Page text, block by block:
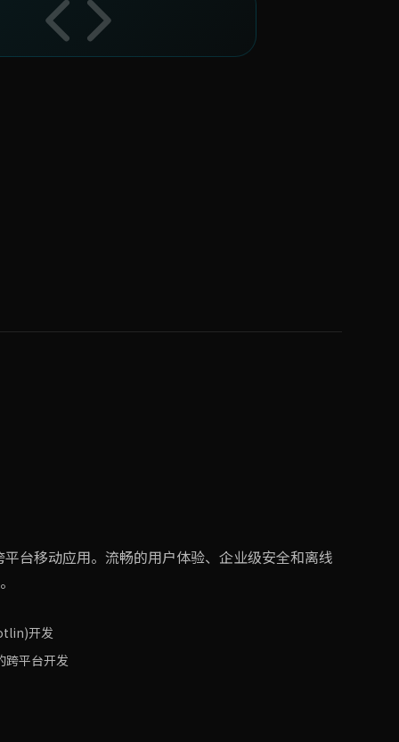
台移动应用。流畅的用户体验、企业级安全和离线
开发
平台开发